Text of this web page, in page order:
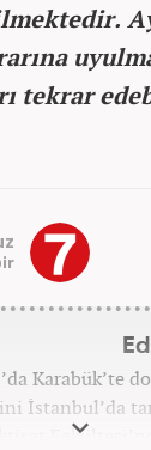
tekrar
Karabük’te
İstanbul’da